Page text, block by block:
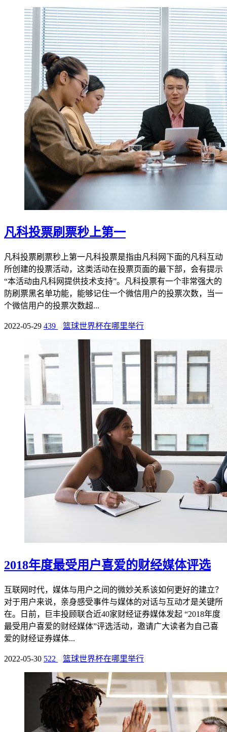
凡科投票刷票秒上第一
凡科投票刷票秒上第一凡科投票是指由凡科网下面的凡科互动
所创建的投票活动，这类活动在投票页面的最下部，会有提示
“本活动由凡科网提供技术支持”。凡科投票有一个非常强大的
防刷票黑名单功能，能够记住一个微信用户的投票次数，当一
个微信用户的投票次数超...
2022-05-29 439 篮球世界杯在哪里举行
2018年度最受用户喜爱的财经媒体评选
互联网时代，媒体与用户之间的微妙关系该如何更好的建立？
对于用户来说，亲身感受事件与媒体的对话与互动才是关键所
在。日前，巨丰投顾联合近40家财经证券媒体发起 “2018年度
最受用户喜爱的财经媒体”评选活动，邀请广大读者为自己喜
爱的财经证券媒体...
2022-05-30 522 篮球世界杯在哪里举行